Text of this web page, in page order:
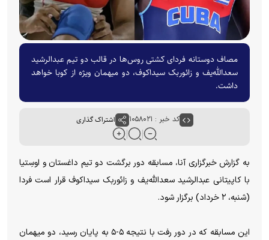
مصاف دوستانه فردای کشتی روس‌ها در قالب دو تیم عبدالرشید
سعدالله‌یف و زائوربک سیداکوف، دو میهمان ویژه از کوبا خواهد
داشت.
کد خبر : ۱۰۵۸۰۲۱ اشتراک گذاری
به گزارش خبرگزاری آنا، مسابقه دور برگشت دو تیم داغستان و اوسِتیا
با کاپیتانی عبدالرشید سعدالله‌یف و زائوربک سیداکوف قرار است فردا
(شنبه، ۲ خرداد) برگزار شود.
این مسابقه که در دور رفت با نتیجه ۵-۵ به پایان رسید، دو میهمان